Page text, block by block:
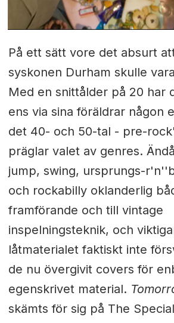
På ett sätt vore det absurt
syskonen Durham skulle
Med en snittålder på 20 har
ens via sina föräldrar någon
det 40- och 50-tal - pre-
präglar valet av genres.
jump, swing, ursprungs-
och rockabilly oklanderlig
framförande och till vintage
inspelningsteknik, och
låtmaterialet faktiskt inte
de nu övergivit covers för
egenskrivet material.
skämts för sig på The